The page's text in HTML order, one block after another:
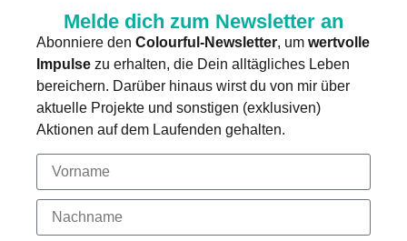
Melde dich zum Newsletter an
Abonniere den Colourful-Newsletter, um wertvolle
Impulse zu erhalten, die Dein alltägliches Leben
bereichern. Darüber hinaus wirst du von mir über
aktuelle Projekte und sonstigen (exklusiven)
Aktionen auf dem Laufenden gehalten.